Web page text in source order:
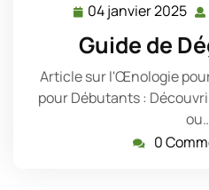
04 janvier 2025 04
Guide de
Article sur l'Œnologie
pour Débutants :
0